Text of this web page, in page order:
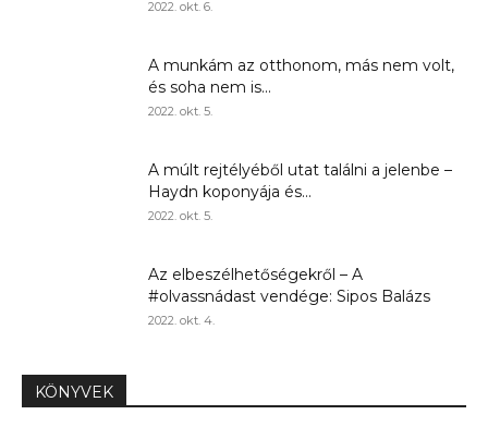
2022. okt. 6.
A munkám az otthonom, más nem volt,
és soha nem is...
2022. okt. 5.
A múlt rejtélyéből utat találni a jelenbe –
Haydn koponyája és...
2022. okt. 5.
Az elbeszélhetőségekről – A
#olvassnádast vendége: Sipos Balázs
2022. okt. 4.
KÖNYVEK